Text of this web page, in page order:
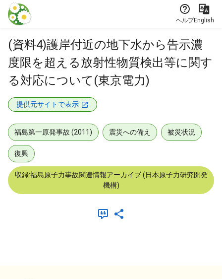
本文に飛ぶ
ヘルプEnglish
(資料4)護岸付近の地下水から告示濃
度限を超える放射性物質検出等に関す
る対応について(東京電力)
提供元サイトで表示
福島第一原発事故 (2011) 震災への備え 被災状況
復興
収録:福島原子力事故関連情報アーカイブ (日本原子力研究開発
機構)